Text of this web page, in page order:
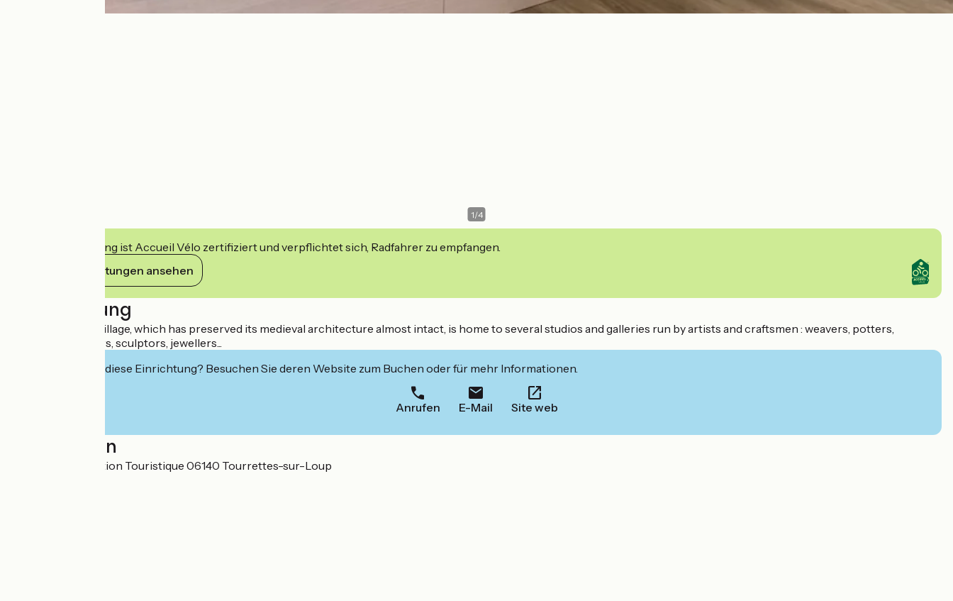
1/4
Diese Einrichtung ist Accueil Vélo zertifiziert und verpflichtet sich, Radfahrer zu empfangen.
Ihre Verpflichtungen ansehen
Beschreibung
The heart of the village, which has preserved its medieval architecture almost intact, is home to several studios and galleries run by artists and craftsmen : weavers, potters,
ceramists, painters, sculptors, jewellers...
Interessiert Sie diese Einrichtung? Besuchen Sie deren Website zum Buchen oder für mehr Informationen.
Anrufen E-Mail Site web
Localisation
Bureau d'Information Touristique 06140 Tourrettes-sur-Loup